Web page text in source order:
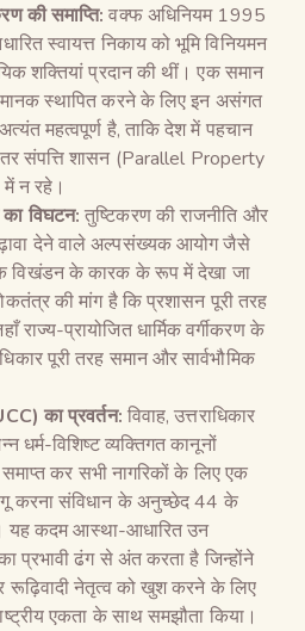
की समाप्ति: वक्फ अधिनियम 1995
स्वायत्त निकाय को भूमि विनियमन
शक्तियां प्रदान की थीं। एक समान
स्थापित करने के लिए इन असंगत
अत्यंत महत्वपूर्ण है, ताकि देश में पहचान
संपत्ति शासन (Parallel Property
न रहे।
विघटन: तुष्टिकरण की राजनीति और
देने वाले अल्पसंख्यक आयोग जैसे
विखंडन के कारक के रूप में देखा जा
की मांग है कि प्रशासन पूरी तरह
राज्य-प्रायोजित धार्मिक वर्गीकरण के
पूरी तरह समान और सार्वभौमिक
का प्रवर्तन: विवाह, उत्तराधिकार
धर्म-विशिष्ट व्यक्तिगत कानूनों
कर सभी नागरिकों के लिए एक
करना संविधान के अनुच्छेद 44 के
यह कदम आस्था-आधारित उन
प्रभावी ढंग से अंत करता है जिन्होंने
रूढ़िवादी नेतृत्व को खुश करने के लिए
एकता के साथ समझौता किया।